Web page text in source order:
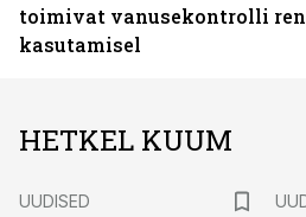
toimivat vanusekontrolli
kasutamisel
HETKEL KUUM
UUDISED